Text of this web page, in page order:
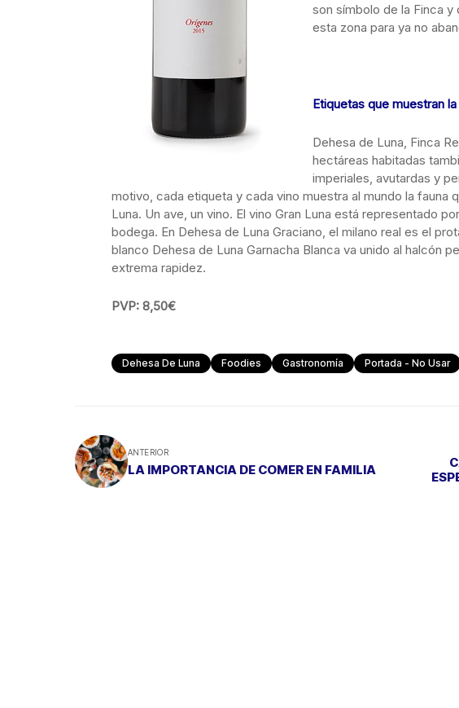
son símbolo de la Finca y
esta zona para ya no
Etiquetas que muestran
Dehesa de Luna, Finca
hectáreas habitadas
imperiales, avutardas y
motivo, cada etiqueta y cada vino muestra al mundo la fauna
Luna. Un ave, un vino. El vino Gran Luna está representado
bodega. En Dehesa de Luna Graciano, el milano real es el
blanco Dehesa de Luna Garnacha Blanca va unido al halcón
extrema rapidez.
PVP: 8,50€
Dehesa De Luna Foodies Gastronomía Portada - No Usar
ANTERIOR
LA IMPORTANCIA DE COMER EN FAMILIA